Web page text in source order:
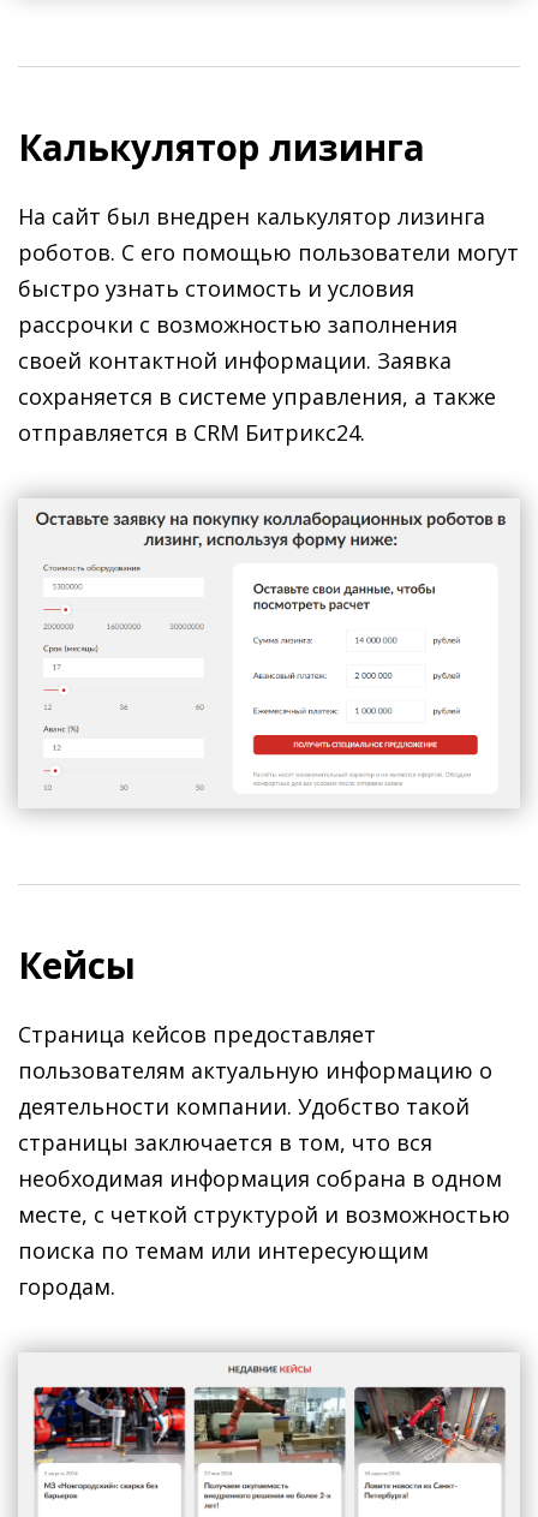
Калькулятор лизинга
На сайт был внедрен калькулятор лизинга
роботов. С его помощью пользователи могут
быстро узнать стоимость и условия
рассрочки с возможностью заполнения
своей контактной информации. Заявка
сохраняется в системе управления, а также
отправляется в CRM Битрикс24.
Кейсы
Страница кейсов предоставляет
пользователям актуальную информацию о
деятельности компании. Удобство такой
страницы заключается в том, что вся
необходимая информация собрана в одном
месте, с четкой структурой и возможностью
поиска по темам или интересующим
городам.